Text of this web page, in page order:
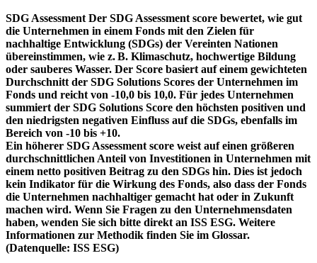
SDG Assessment Der SDG Assessment score bewertet, wie gut
die Unternehmen in einem Fonds mit den Zielen für
nachhaltige Entwicklung (SDGs) der Vereinten Nationen
übereinstimmen, wie z. B. Klimaschutz, hochwertige Bildung
oder sauberes Wasser. Der Score basiert auf einem gewichteten
Durchschnitt der SDG Solutions Scores der Unternehmen im
Fonds und reicht von -10,0 bis 10,0. Für jedes Unternehmen
summiert der SDG Solutions Score den höchsten positiven und
den niedrigsten negativen Einfluss auf die SDGs, ebenfalls im
Bereich von -10 bis +10.
Ein höherer SDG Assessment score weist auf einen größeren
durchschnittlichen Anteil von Investitionen in Unternehmen mit
einem netto positiven Beitrag zu den SDGs hin. Dies ist jedoch
kein Indikator für die Wirkung des Fonds, also dass der Fonds
die Unternehmen nachhaltiger gemacht hat oder in Zukunft
machen wird. Wenn Sie Fragen zu den Unternehmensdaten
haben, wenden Sie sich bitte direkt an ISS ESG. Weitere
Informationen zur Methodik finden Sie im Glossar.
(Datenquelle: ISS ESG)